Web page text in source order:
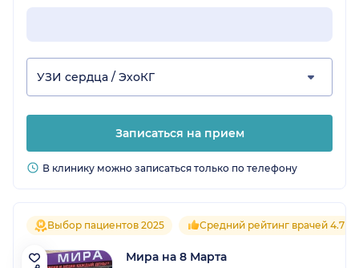
УЗИ сердца / ЭхоКГ
Записаться на прием
В клинику можно записаться только по телефону
Выбор пациентов 2025 Средний рейтинг врачей 4.7
Мира на 8 Марта